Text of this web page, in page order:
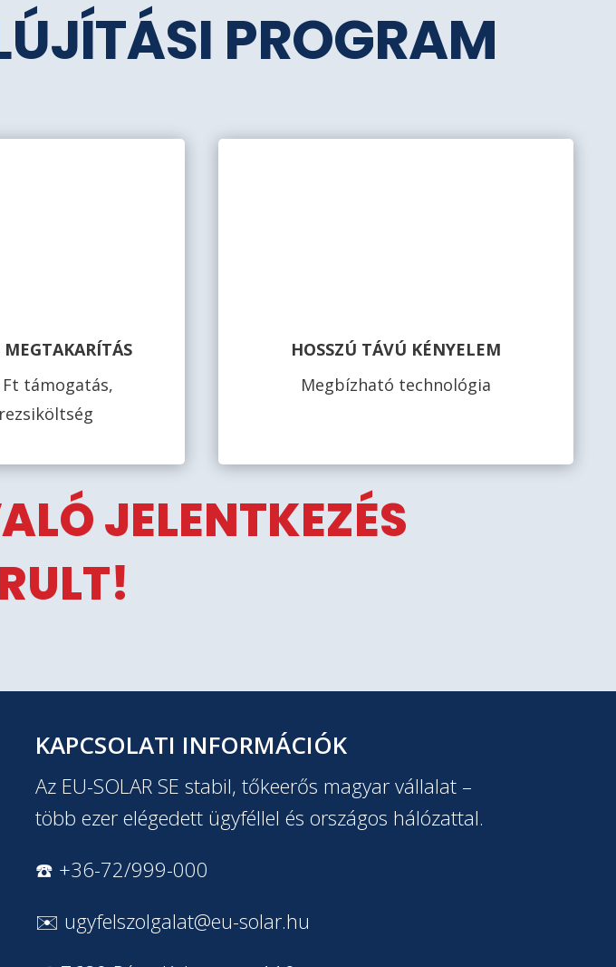
PROGRAM
támogatás,
HOSSZÚ TÁVÚ KÉNYELEM
Megbízható technológia
JELENTKEZÉS
KAPCSOLATI INFORMÁCIÓK
Az EU-SOLAR SE stabil, tőkeerős magyar vállalat –
több ezer elégedett ügyféllel és országos hálózattal.
☎️ +36-72/999-000
✉️ ugyfelszolgalat@eu-solar.hu